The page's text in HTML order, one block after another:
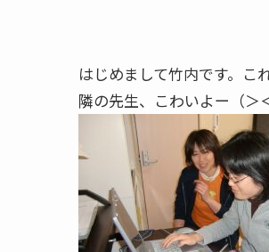
はじめまして竹内です。こ
隣の先生、こわいよー（＞